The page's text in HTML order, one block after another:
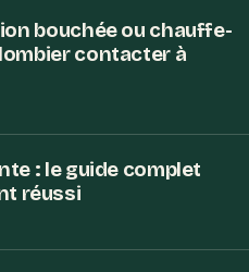
bouchée ou chauffe-
contacter à
: le guide complet
réussi